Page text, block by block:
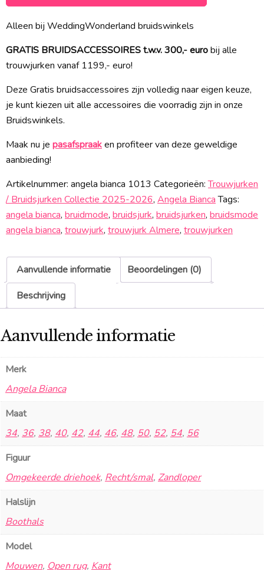
Alleen bij WeddingWonderland bruidswinkels
GRATIS BRUIDSACCESSOIRES t.w.v. 300,- eurobij alle
trouwjurken vanaf 1199,- euro!
Deze Gratis bruidsaccessoires zijn volledig naar eigen keuze,
je kunt kiezen uit alle accessoires die voorradig zijn in onze
Bruidswinkels.
Maak nu je pasafspraaken profiteer van deze geweldige
aanbieding!
Artikelnummer: angela bianca 1013 Categorieën:Trouwjurken
/ Bruidsjurken Collectie 2025-2026, Angela Bianca Tags:
angela bianca, bruidmode, bruidsjurk, bruidsjurken, bruidsmode
angela bianca, trouwjurk, trouwjurk Almere, trouwjurken
Aanvullende informatie
Beoordelingen (0)
Beschrijving
Aanvullende informatie
Merk
Angela Bianca
Maat
34, 36, 38, 40, 42, 44, 46, 48, 50, 52, 54, 56
Figuur
Omgekeerde driehoek, Recht/smal, Zandloper
Halslijn
Boothals
Model
Mouwen, Open rug, Kant